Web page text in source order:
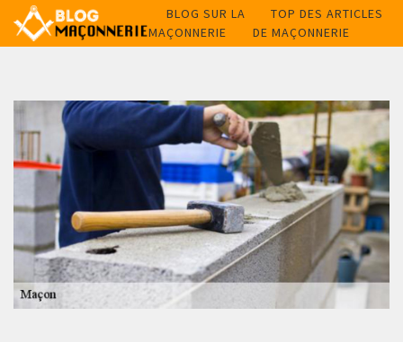
BLOG SUR LA
MAÇONNERIE
TOP DES ARTICLES
DE MAÇONNERIE